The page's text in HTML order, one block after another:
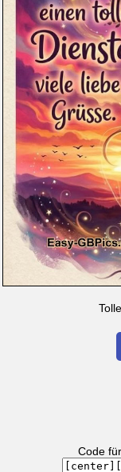
Code